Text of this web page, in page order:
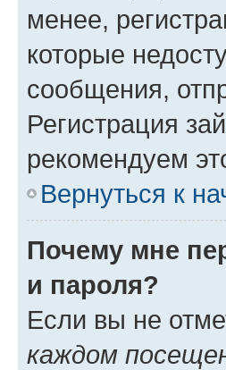
менее,
которые
сообщения,
Регистрация
рекомендуем
Вернуться к
Почему мне
и пароля?
Если вы не
каждом